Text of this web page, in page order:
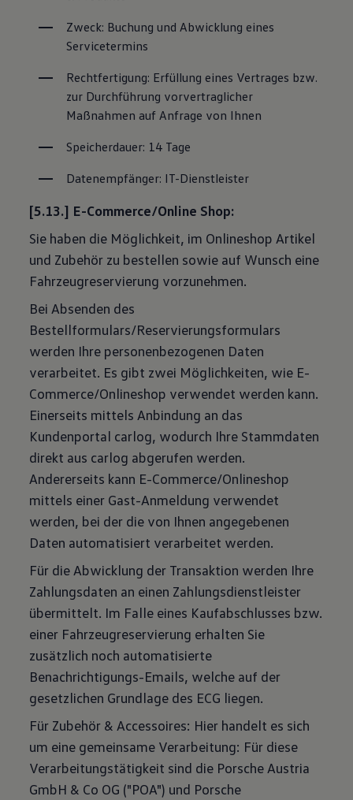
Zweck: Buchung und Abwicklung eines
Servicetermins
Rechtfertigung: Erfüllung eines Vertrages bzw.
zur Durchführung vorvertraglicher
Maßnahmen auf Anfrage von Ihnen
Speicherdauer: 14 Tage
Datenempfänger: IT-Dienstleister
[5.13.] E-Commerce/Online Shop:
Sie haben die Möglichkeit, im Onlineshop Artikel
und Zubehör zu bestellen sowie auf Wunsch eine
Fahrzeugreservierung vorzunehmen.
Bei Absenden des
Bestellformulars/Reservierungsformulars
werden Ihre personenbezogenen Daten
verarbeitet. Es gibt zwei Möglichkeiten, wie E-
Commerce/Onlineshop verwendet werden kann.
Einerseits mittels Anbindung an das
Kundenportal carlog, wodurch Ihre Stammdaten
direkt aus carlog abgerufen werden.
Andererseits kann E-Commerce/Onlineshop
mittels einer Gast-Anmeldung verwendet
werden, bei der die von Ihnen angegebenen
Daten automatisiert verarbeitet werden.
Für die Abwicklung der Transaktion werden Ihre
Zahlungsdaten an einen Zahlungsdienstleister
übermittelt. Im Falle eines Kaufabschlusses bzw.
einer Fahrzeugreservierung erhalten Sie
zusätzlich noch automatisierte
Benachrichtigungs-Emails, welche auf der
gesetzlichen Grundlage des ECG liegen.
Für Zubehör & Accessoires: Hier handelt es sich
um eine gemeinsame Verarbeitung: Für diese
Verarbeitungstätigkeit sind die Porsche Austria
GmbH & Co OG ("POA") und Porsche